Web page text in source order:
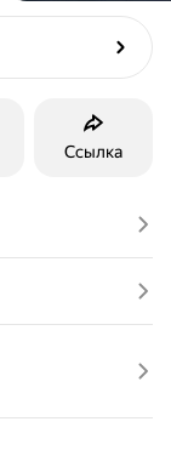
Ссылка